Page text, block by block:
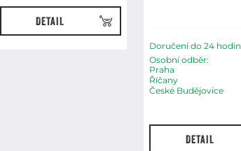
DETAIL
Doručení do 24 hodin
Osobní odběr:
Praha
Říčany
České Budějovice
DETAIL